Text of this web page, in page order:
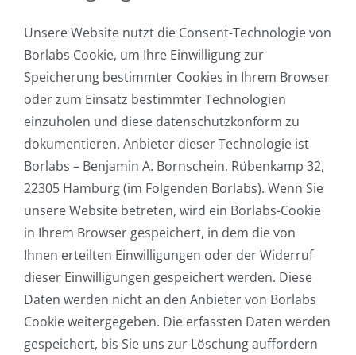
Unsere Website nutzt die Consent-Technologie von
Borlabs Cookie, um Ihre Einwilligung zur
Speicherung bestimmter Cookies in Ihrem Browser
oder zum Einsatz bestimmter Technologien
einzuholen und diese datenschutzkonform zu
dokumentieren. Anbieter dieser Technologie ist
Borlabs – Benjamin A. Bornschein, Rübenkamp 32,
22305 Hamburg (im Folgenden Borlabs). Wenn Sie
unsere Website betreten, wird ein Borlabs-Cookie
in Ihrem Browser gespeichert, in dem die von
Ihnen erteilten Einwilligungen oder der Widerruf
dieser Einwilligungen gespeichert werden. Diese
Daten werden nicht an den Anbieter von Borlabs
Cookie weitergegeben. Die erfassten Daten werden
gespeichert, bis Sie uns zur Löschung auffordern